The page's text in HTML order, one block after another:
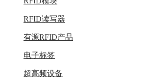
RFID读写器
有源RFID产品
电子标签
超高频设备